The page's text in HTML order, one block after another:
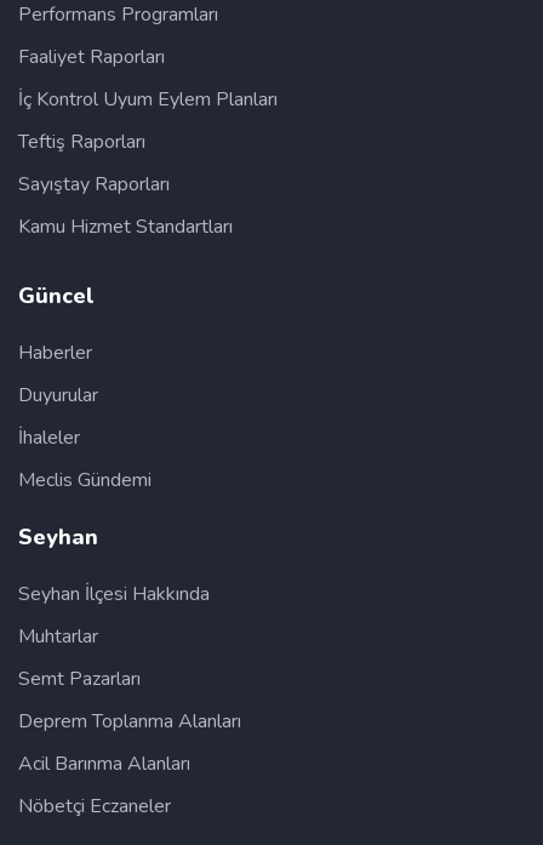
Performans Programları
Faaliyet Raporları
İç Kontrol Uyum Eylem Planları
Teftiş Raporları
Sayıştay Raporları
Kamu Hizmet Standartları
Güncel
Haberler
Duyurular
İhaleler
Meclis Gündemi
Seyhan
Seyhan İlçesi Hakkında
Muhtarlar
Semt Pazarları
Deprem Toplanma Alanları
Acil Barınma Alanları
Nöbetçi Eczaneler